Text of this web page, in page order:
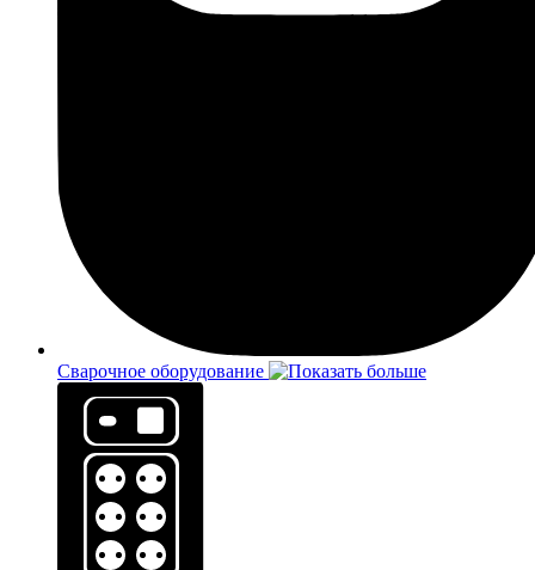
Сварочное оборудование